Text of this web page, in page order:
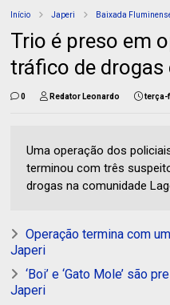
Início Japeri Baixada
Trio é preso em
tráfico de drogas
0 Redator Leonardo terça-
Uma operação dos
terminou com três
drogas na comunidade
Operação termina com
Japeri
‘Boi’ e ‘Gato Mole’ são
Japeri